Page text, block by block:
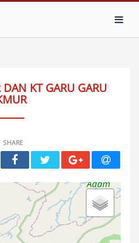
KT GARU GARU
SHARE